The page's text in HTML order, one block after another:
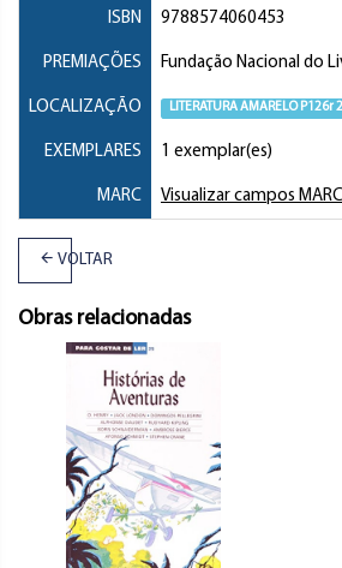
ISBN 9788574060453
PREMIAÇÕES Fundação Nacional do
LOCALIZAÇÃO LITERATURA AMARELO P126r
EXEMPLARES 1 exemplar(es)
MARC Visualizar campos MARC
VOLTAR
Obras relacionadas